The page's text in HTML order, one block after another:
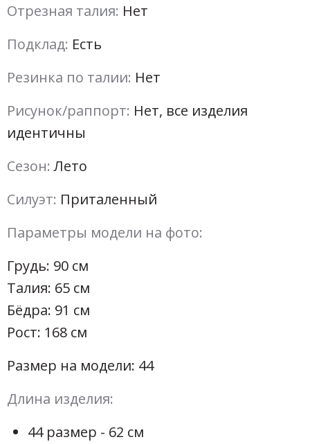
Отрезная талия: Нет
Подклад: Есть
Резинка по талии: Нет
Рисунок/раппорт: Нет, все изделия
идентичны
Сезон: Лето
Силуэт: Приталенный
Параметры модели на фото:
Грудь: 90 см
Талия: 65 см
Бёдра: 91 см
Рост: 168 см
Размер на модели: 44
Длина изделия:
44 размер - 62 см